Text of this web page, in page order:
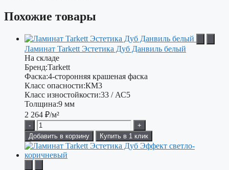
Похожие товары
Ламинат Tarkett Эстетика Дуб Данвиль белый
На складе
Бренд:Tarkett
Фаска:4-сторонняя крашеная фаска
Класс опасности:КМ3
Класс изностойкости:33 / АС5
Толщина:9 мм
2 264 ₽/м²
-
+
Добавить в корзину
Купить в 1 клик